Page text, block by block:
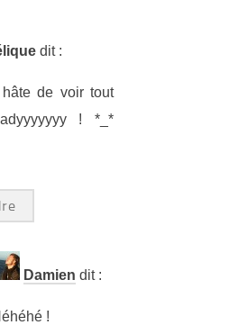
dit :
hâte de voir tout
! *_*
Damien dit :
!